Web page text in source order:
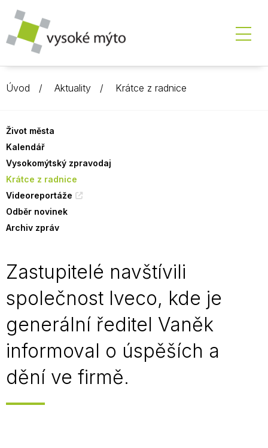
Úvod Aktuality Krátce z radnice
Život města
Kalendář
Vysokomýtský zpravodaj
Krátce z radnice
Videoreportáže
Odběr novinek
Archiv zpráv
Zastupitelé navštívili
společnost Iveco, kde je
generální ředitel Vaněk
informoval o úspěších a
dění ve firmě.